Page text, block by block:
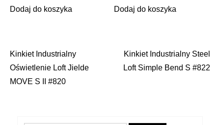
Dodaj do koszyka Dodaj do koszyka
Nawigacja
wpisu
Kinkiet Industrialny
Oświetlenie Loft Jielde
MOVE S II #820
Kinkiet Industrialny Steel
Loft Simple Bend S #822